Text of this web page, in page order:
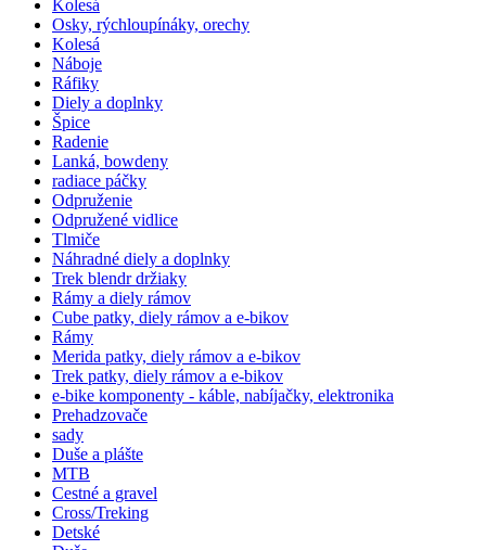
Kolesá
Osky, rýchloupínáky, orechy
Kolesá
Náboje
Ráfiky
Diely a doplnky
Špice
Radenie
Lanká, bowdeny
radiace páčky
Odpruženie
Odpružené vidlice
Tlmiče
Náhradné diely a doplnky
Trek blendr držiaky
Rámy a diely rámov
Cube patky, diely rámov a e-bikov
Rámy
Merida patky, diely rámov a e-bikov
Trek patky, diely rámov a e-bikov
e-bike komponenty - káble, nabíjačky, elektronika
Prehadzovače
sady
Duše a plášte
MTB
Cestné a gravel
Cross/Treking
Detské